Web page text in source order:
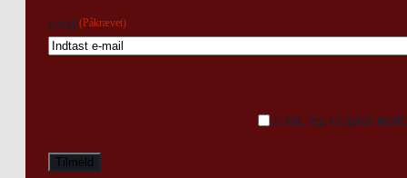
Email (Påkrævet)
Ja tak, jeg vil gerne